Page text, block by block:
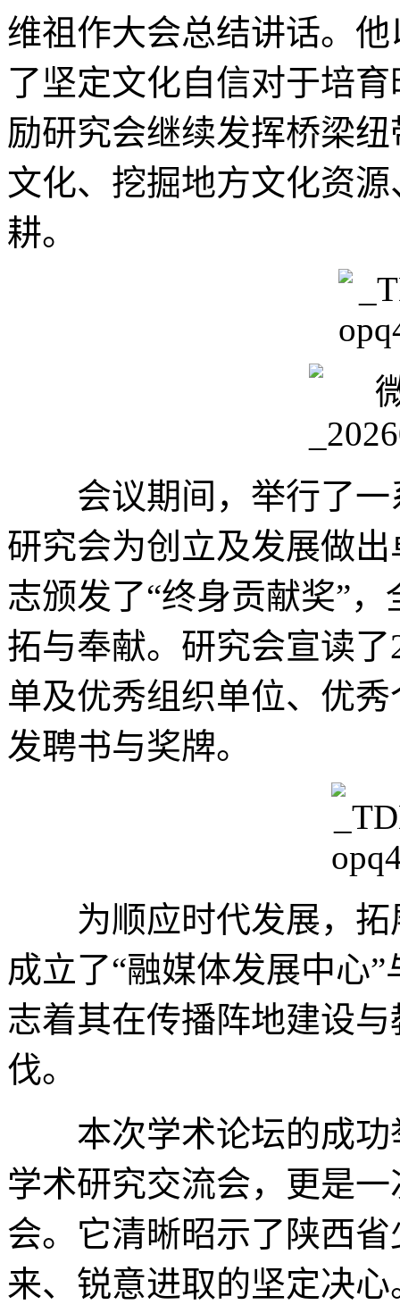
维祖作大会总结讲话。
了坚定文化自信对于培
励研究会继续发挥桥梁
文化、挖掘地方文化资
耕。
会议期间，举行了一
研究会为创立及发展做
志颁发了“终身贡献奖”
拓与奉献。研究会宣读
单及优秀组织单位、优
发聘书与奖牌。
为顺应时代发展，拓
成立了“融媒体发展中心
志着其在传播阵地建设
伐。
本次学术论坛的成功
学术研究交流会，更是
会。它清晰昭示了陕西
来、锐意进取的坚定决